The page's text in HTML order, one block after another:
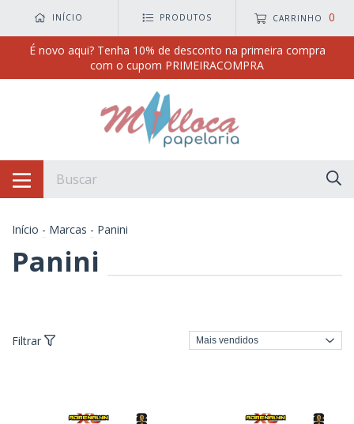
INÍCIO PRODUTOS CARRINHO 0
É novo aqui? Tenha 10% de desconto na primeira compra
com o cupom PRIMEIRACOMPRA
Início - Marcas - Panini
Panini
Filtrar